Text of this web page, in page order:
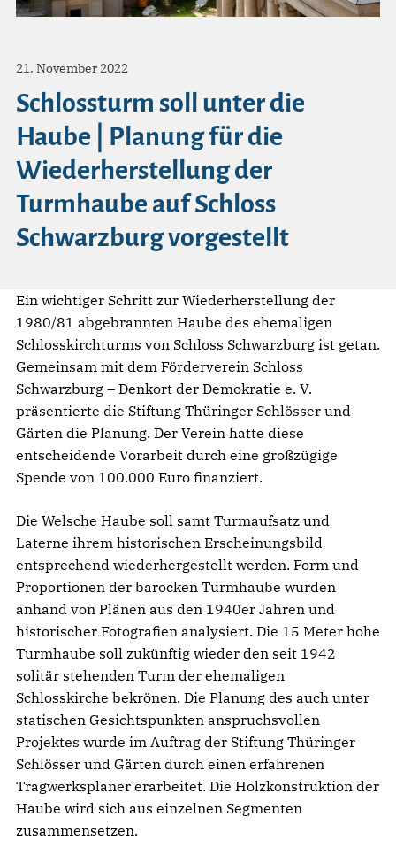
21. November 2022
Schlossturm soll unter die
Haube | Planung für die
Wiederherstellung der
Turmhaube auf Schloss
Schwarzburg vorgestellt
Ein wichtiger Schritt zur Wiederherstellung der
1980/81 abgebrannten Haube des ehemaligen
Schlosskirchturms von Schloss Schwarzburg ist getan.
Gemeinsam mit dem Förderverein Schloss
Schwarzburg – Denkort der Demokratie e. V.
präsentierte die Stiftung Thüringer Schlösser und
Gärten die Planung. Der Verein hatte diese
entscheidende Vorarbeit durch eine großzügige
Spende von 100.000 Euro finanziert.
Die Welsche Haube soll samt Turmaufsatz und
Laterne ihrem historischen Erscheinungsbild
entsprechend wiederhergestellt werden. Form und
Proportionen der barocken Turmhaube wurden
anhand von Plänen aus den 1940er Jahren und
historischer Fotografien analysiert. Die 15 Meter hohe
Turmhaube soll zukünftig wieder den seit 1942
solitär stehenden Turm der ehemaligen
Schlosskirche bekrönen. Die Planung des auch unter
statischen Gesichtspunkten anspruchsvollen
Projektes wurde im Auftrag der Stiftung Thüringer
Schlösser und Gärten durch einen erfahrenen
Tragwerksplaner erarbeitet. Die Holzkonstruktion der
Haube wird sich aus einzelnen Segmenten
zusammensetzen.